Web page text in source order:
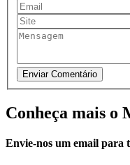
Conheça mais o
Envie-nos um email para